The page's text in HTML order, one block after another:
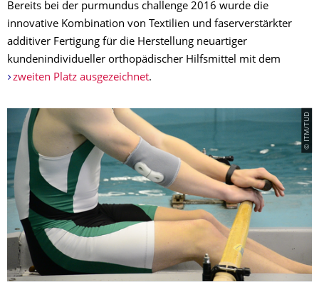
Bereits bei der purmundus challenge 2016 wurde die
innovative Kombination von Textilien und faserverstärkter
additiver Fertigung für die Herstellung neuartiger
kundenindividueller orthopädischer Hilfsmittel mit dem
zweiten Platz ausgezeichnet.
© ITM/TUD